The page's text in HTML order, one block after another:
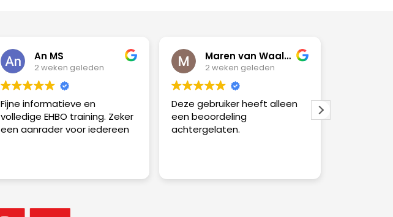
An MS
2 weken geleden
Fijne informatieve en
volledige EHBO training. Zeker
een aanrader voor iedereen
Maren van Waalwijk
2 weken geleden
Deze gebruiker heeft alleen
een beoordeling
achtergelaten.